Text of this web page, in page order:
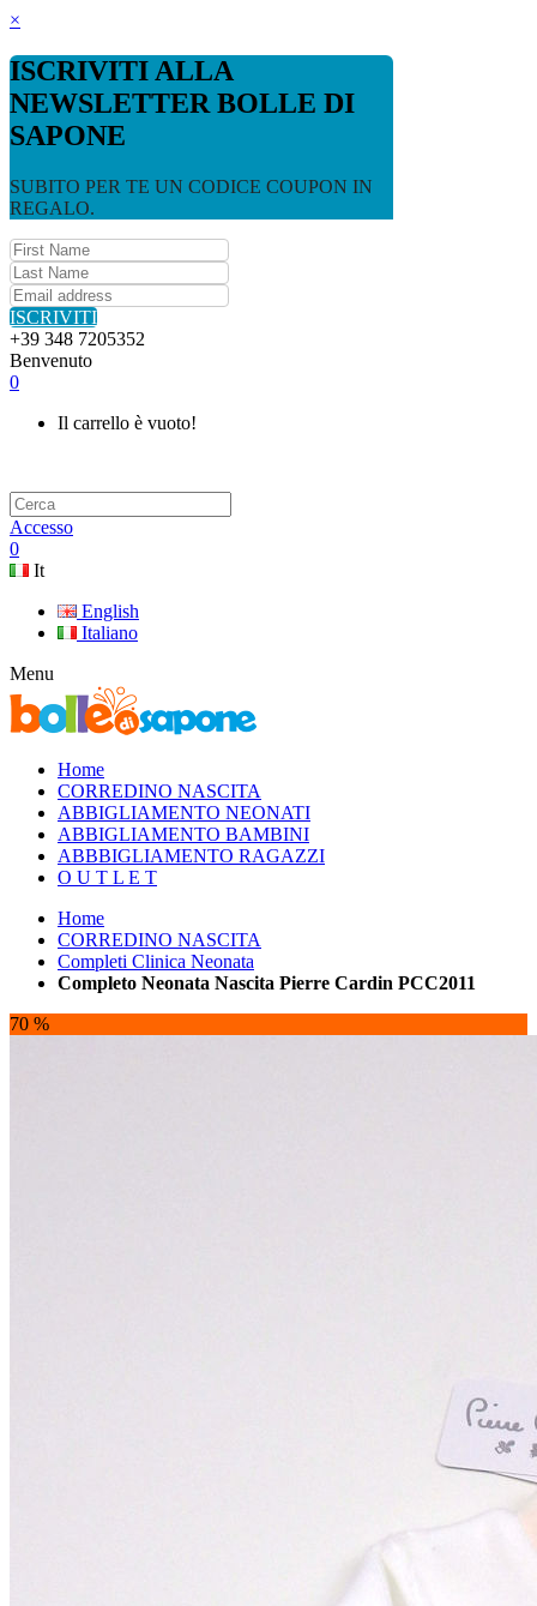
×
ISCRIVITI ALLA
NEWSLETTER BOLLE DI
SAPONE
SUBITO PER TE UN CODICE COUPON IN
REGALO.
ISCRIVITI
+39 348 7205352
Benvenuto
0
Il carrello è vuoto!
Accesso
0
It
English
Italiano
Menu
Home
CORREDINO NASCITA
ABBIGLIAMENTO NEONATI
ABBIGLIAMENTO BAMBINI
ABBBIGLIAMENTO RAGAZZI
O U T L E T
Home
CORREDINO NASCITA
Completi Clinica Neonata
Completo Neonata Nascita Pierre Cardin PCC2011
70 %